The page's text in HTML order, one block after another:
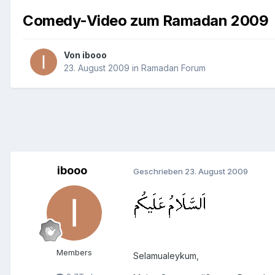
Comedy-Video zum Ramadan 2009
Von ibooo
23. August 2009 in Ramadan Forum
ibooo
Members
Geschrieben 23. August 2009
Selamualeykum,